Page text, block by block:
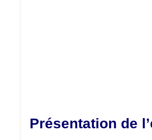
Présentation de